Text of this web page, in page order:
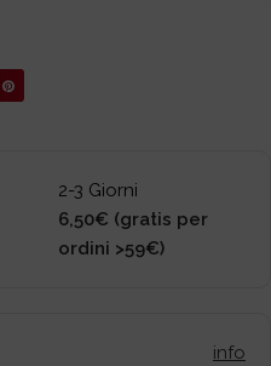
2-3 Giorni
6,50€ (gratis per
ordini >59€)
info